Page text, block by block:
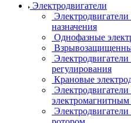
Электродвигатели
назначения
Однофазные
регулирования
Крановые